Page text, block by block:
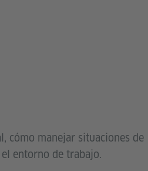
cómo manejar situaciones de
entorno de trabajo.